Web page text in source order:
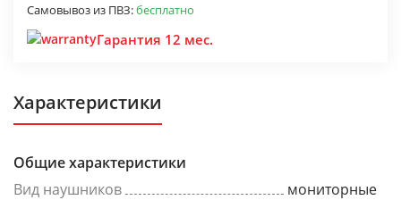
Самовывоз из ПВЗ:бесплатно
Гарантия 12 мес.
Характеристики
Общие характеристики
Вид наушников
мониторные